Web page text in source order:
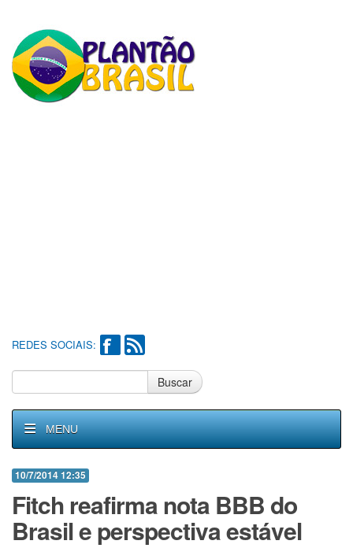
REDES SOCIAIS:
Buscar
MENU
10/7/2014 12:35
Fitch reafirma nota BBB do
Brasil e perspectiva estável